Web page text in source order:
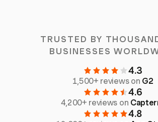
TRUSTED BY
BUSINESSES
4.3
1,500+ reviews on G2
4.6
4,200+ reviews on
4.8